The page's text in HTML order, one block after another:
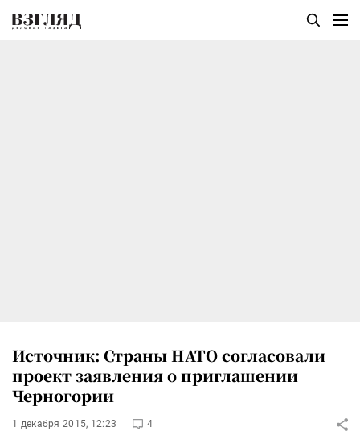
Источник: Страны НАТО согласовали
проект заявления о приглашении
Черногории
1 декабря 2015, 12:23 4